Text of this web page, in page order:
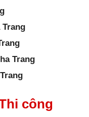
Trang
công